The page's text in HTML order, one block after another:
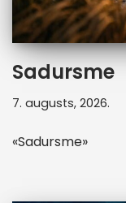
Sadursme
7. augusts, 2026.
«Sadursme»